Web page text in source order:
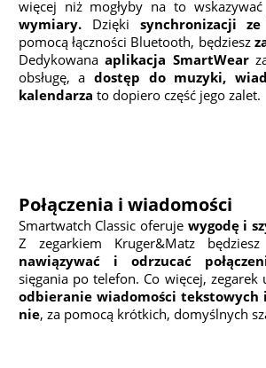
więcej niż mogłyby na to
wymiary.Dzięki synchronizacji
pomocą łączności Bluetooth, będziesz
Dedykowanaaplikacja SmartWear
obsługę, a dostęp do muzyki,
kalendarza to dopiero część jego zalet.
Połączenia i wiadomości
Smartwatch Classic oferuje wygodę i
Z zegarkiem Kruger&Matz
nawiązywać i odrzucać
sięgania po telefon. Co więcej,
odbieranie wiadomości tekstowych
nie, za pomocą krótkich, domyślnych